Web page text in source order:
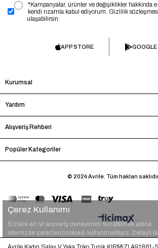
*Kampanyalar, ürünler ve değişiklikler hakkında
kendi rızamla kabul ediyorum. Gizlilik
ulaşabilirsin
APP STORE GOOGLE
Kurumsal
Yardım
Alışveriş Rehberi
Popüler Kategoriler
© 2024 Avrile. Tüm hakları
Çerez Kullanımı
Sizlere en iyi alışveriş deneyimini sunabilmek adına
sitemizde çerezler(cookies) kullanmaktayız. Detaylı